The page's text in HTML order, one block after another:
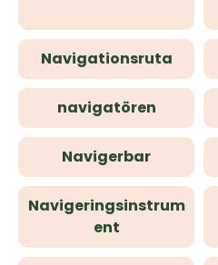
Navigationsruta
navigatören
Navigerbar
Navigeringsinstrum
ent